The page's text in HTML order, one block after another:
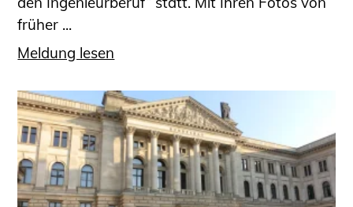
früher ...
Meldung lesen